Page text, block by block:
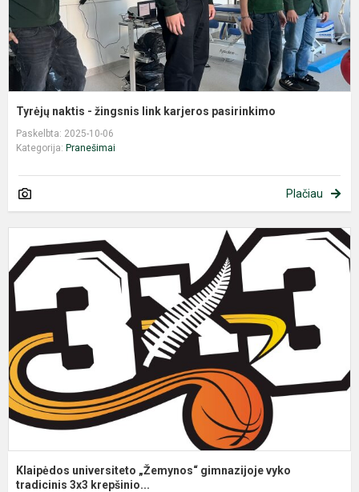
Tyrėjų naktis - žingsnis link karjeros pasirinkimo
Paskelbta: 2025-10-06
Kategorija: Pranešimai
Plačiau
Klaipėdos universiteto „Žemynos“ gimnazijoje vyko
tradicinis 3x3 krepšinio...